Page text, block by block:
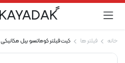
ًRAYKAYADAK
خانه فیلتر ها کیت فیلتر کوماتسو بیل مکانیکی PC200-7